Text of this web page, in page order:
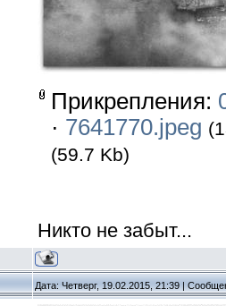
Прикрепления:
· 7641770.jpeg
(59.7 Kb)
Никто не забыт...
Дата: Четверг, 19.02.2015, 21:39 |